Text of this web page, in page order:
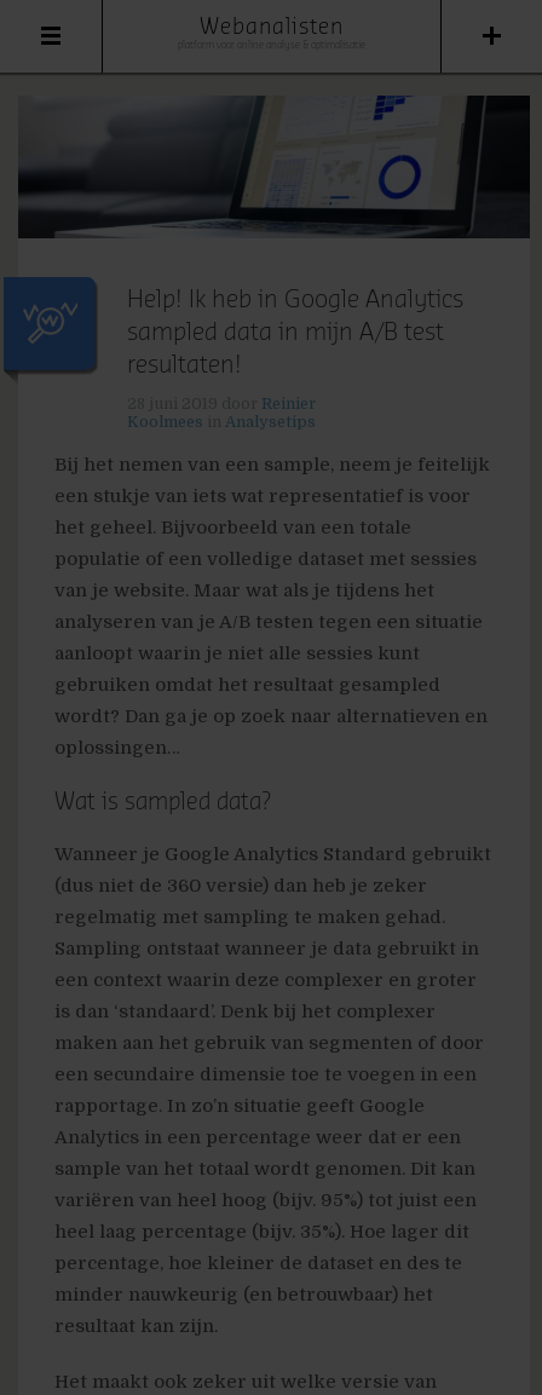
Webanalisten
Help! Ik heb in Google Analytics
sampled data in mijn A/B test
resultaten!
Reinier
Koolmees
Analysetips
Bij het nemen van een sample, neem je feitelijk
een stukje van iets wat representatief is voor
het geheel. Bijvoorbeeld van een totale
populatie of een volledige dataset met sessies
van je website. Maar wat als je tijdens het
analyseren van je A/B testen tegen een situatie
aanloopt waarin je niet alle sessies kunt
gebruiken omdat het resultaat gesampled
wordt? Dan ga je op zoek naar alternatieven en
oplossingen…
Wat is sampled data?
Wanneer je Google Analytics Standard gebruikt
(dus niet de 360 versie) dan heb je zeker
regelmatig met sampling te maken gehad.
Sampling ontstaat wanneer je data gebruikt in
een context waarin deze complexer en groter
is dan ‘standaard’. Denk bij het complexer
maken aan het gebruik van segmenten of door
een secundaire dimensie toe te voegen in een
rapportage. In zo’n situatie geeft Google
Analytics in een percentage weer dat er een
sample van het totaal wordt genomen. Dit kan
variëren van heel hoog (bijv. 95%) tot juist een
heel laag percentage (bijv. 35%). Hoe lager dit
percentage, hoe kleiner de dataset en des te
minder nauwkeurig (en betrouwbaar) het
resultaat kan zijn.
Het maakt ook zeker uit welke versie van